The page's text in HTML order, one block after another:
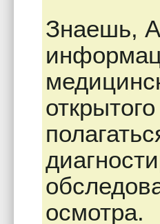
Знаешь,
осмотра.